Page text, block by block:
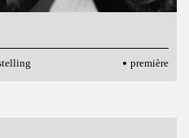
première